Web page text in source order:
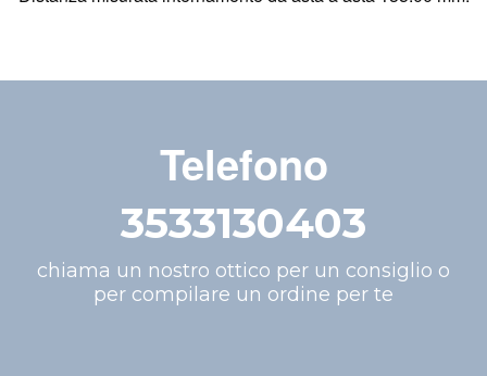
Telefono
3533130403
chiama un nostro ottico per un consiglio o
per compilare un ordine per te